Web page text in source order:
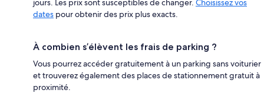
jours. Les prix sont susceptibles de changer. Choisissez vos
dates pour obtenir des prix plus exacts.
À combien s’élèvent les frais de parking ?
Vous pourrez accéder gratuitement à un parking sans voiturier
et trouverez également des places de stationnement gratuit à
proximité.